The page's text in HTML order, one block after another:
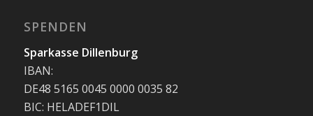
SPENDEN
Sparkasse Dillenburg
IBAN:
DE48 5165 0045 0000 0035 82
BIC: HELADEF1DIL